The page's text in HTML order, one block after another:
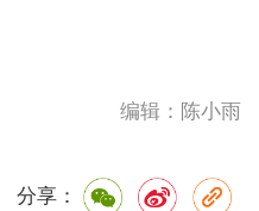
编辑：陈小雨
分享：